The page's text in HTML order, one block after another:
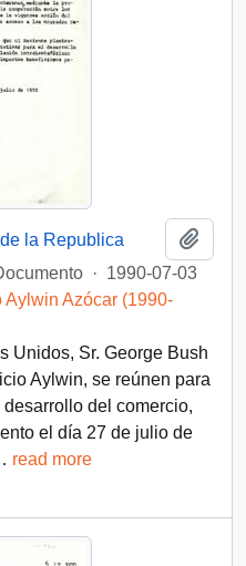
la Republica
· 1990-07-03
Aylwin Azócar (1990-
Unidos, Sr. George Bush
Aylwin, se reúnen para
del comercio,
el día 27 de julio de
read more